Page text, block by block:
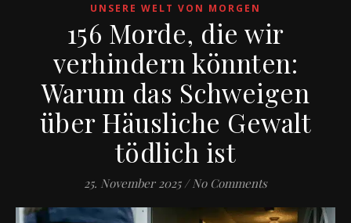
UNSERE WELT VON MORGEN
156 Morde, die wir
verhindern könnten:
Warum das Schweigen
über Häusliche Gewalt
tödlich ist
25. November 2025 / No Comments